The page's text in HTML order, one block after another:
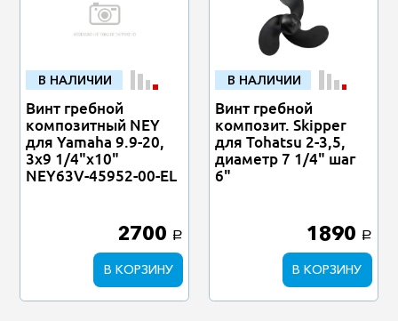
В НАЛИЧИИ
Винт гребной
композитный NEY
для Yamaha 9.9-20,
3x9 1/4"x10"
NEY63V-45952-00-EL
2700 a
В КОРЗИНУ
В НАЛИЧИИ
Винт гребной
композит. Skipper
для Tohatsu 2-3,5,
диаметр 7 1/4" шаг
6"
1890 a
В КОРЗИНУ